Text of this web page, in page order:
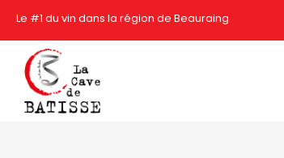
Le #1 du vin dans la région de Beauraing